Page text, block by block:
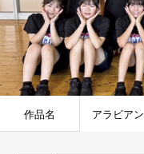
作品名 アラビアン